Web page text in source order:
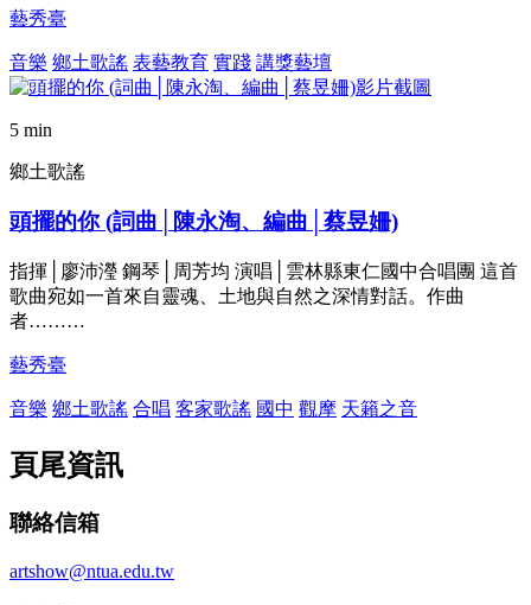
藝秀臺
音樂 鄉土歌謠 表藝教育 實踐 講獎藝壇
5 min
鄉土歌謠
頭擺的你 (詞曲│陳永淘、編曲│蔡昱姍)
指揮│廖沛瀅 鋼琴│周芳均 演唱│雲林縣東仁國中合唱團 這首
歌曲宛如一首來自靈魂、土地與自然之深情對話。作曲
者………
藝秀臺
音樂 鄉土歌謠 合唱 客家歌謠 國中 觀摩 天籟之音
頁尾資訊
聯絡信箱
artshow@ntua.edu.tw